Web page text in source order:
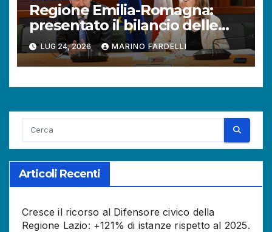
Regione Emilia-Romagna:
presentato il bilancio delle
attività del Difensore civico.
Aumentano le richieste dei
cittadini.
LUG 24, 2026 MARINO FARDELLI
Articoli Recenti
Cresce il ricorso al Difensore civico della
Regione Lazio: +121% di istanze rispetto al 2025.